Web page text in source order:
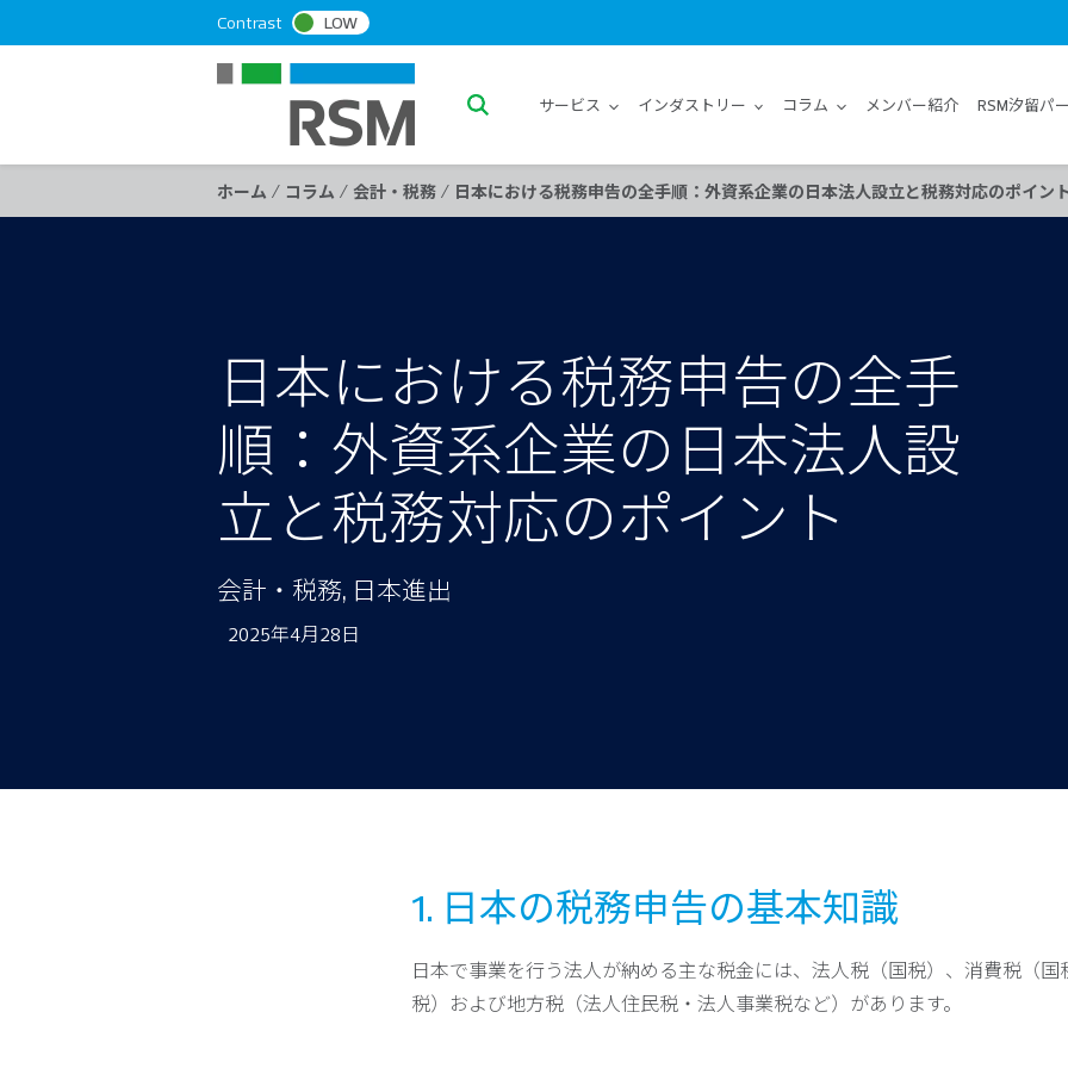
k
o
Contrast LOW
S
a
r
サービス インダストリー コラム メンバー紹介 RSM汐留パ
ホーム / コラム / 会計・税務 / 日本における税務申告の全手順：外資系企業の日本法人設立と税務対応のポイン
日本における税務申告の全手
順：外資系企業の日本法人設
立と税務対応のポイント
会計・税務, 日本進出
2025年4月28日
1. 日本の税務申告の基本知識
日本で事業を行う法人が納める主な税金には、法人税（国税）、消費税（国
税）および地方税（法人住民税・法人事業税など）があります。